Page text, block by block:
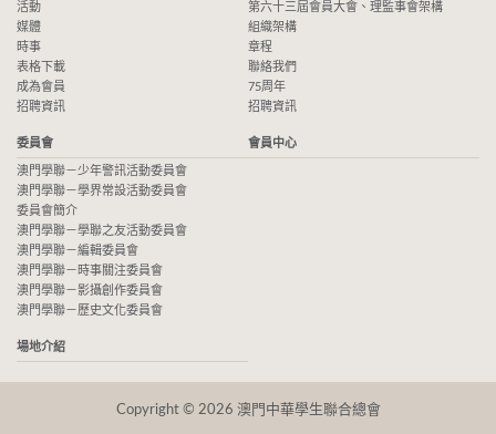
活動
媒體
時事
表格下載
成為會員
招聘資訊
第六十三屆會員大會、理監事會架構
組織架構
章程
聯絡我們
75周年
招聘資訊
委員會
澳門學聯－少年警訊活動委員會
澳門學聯－學界常設活動委員會
委員會簡介
澳門學聯－學聯之友活動委員會
澳門學聯－編輯委員會
澳門學聯－時事關注委員會
澳門學聯－影攝創作委員會
澳門學聯－歷史文化委員會
會員中心
場地介紹
Copyright © 2026 澳門中華學生聯合總會